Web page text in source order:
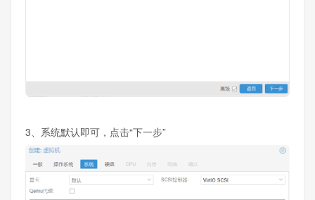
3、系统默认即可，点击“下一步”